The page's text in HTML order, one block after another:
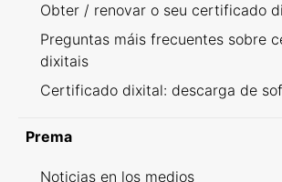
Obter / renovar o seu certificado
Preguntas máis frecuentes sobre
dixitais
Certificado dixital: descarga de
Prema
Noticias en los medios